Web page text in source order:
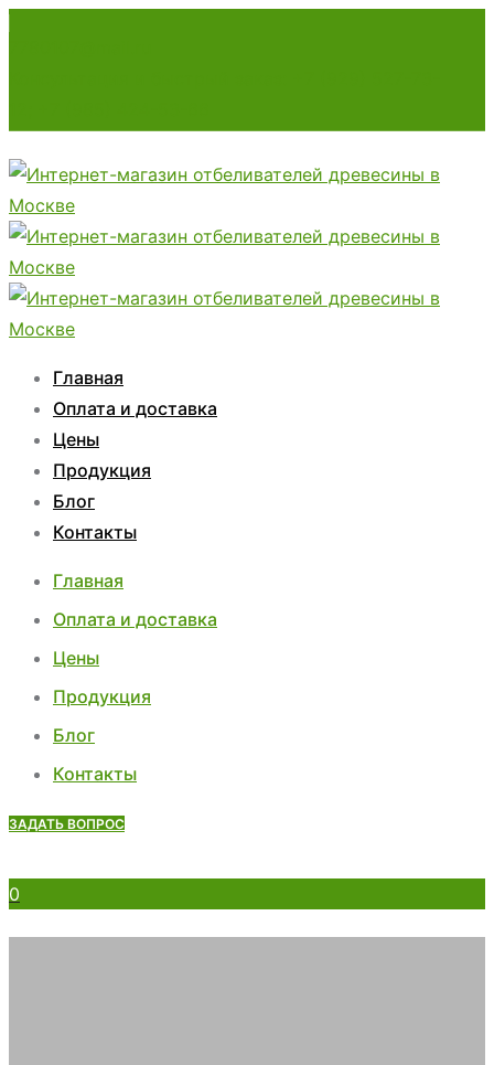
Главная
Оплата и доставка
Цены
Продукция
Блог
Контакты
Главная
Оплата и доставка
Цены
Продукция
Блог
Контакты
ЗАДАТЬ ВОПРОС
0